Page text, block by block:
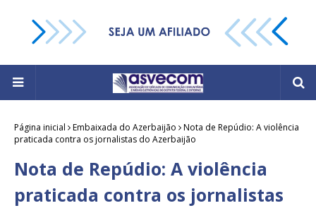
Página inicial Embaixada do Azerbaijão
Nota de Repúdio: A violência
praticada contra os jornalistas do Azerbaijão
Nota de Repúdio: A violência
praticada contra os jornalistas